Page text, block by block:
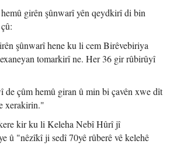
girên şûnwarî yên qeydkirî di bin
şûnwarî hene ku li cem Birêvebiriya
tomarkirî ne. Her 36 gir rûbirûyî
de çûm hemû giran û min bi çavên xwe dît
xerakirin."
kir ku li Keleha Nebî Hûrî jî
û "nêzîkî ji sedî 70yê rûberê vê kelehê